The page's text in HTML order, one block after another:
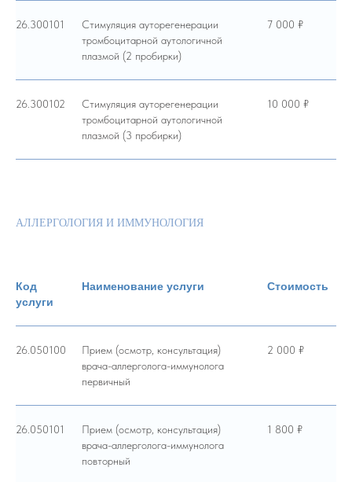
26.300101
Стимуляция ауторегенерации
тромбоцитарной аутологичной
плазмой (2 пробирки)
7 000 ₽
26.300102
Стимуляция ауторегенерации
тромбоцитарной аутологичной
плазмой (3 пробирки)
10 000 ₽
АЛЛЕРГОЛОГИЯ И ИММУНОЛОГИЯ
Код
услуги
Наименование услуги Стоимость
26.050100
Прием (осмотр, консультация)
врача-аллерголога-иммунолога
первичный
2 000 ₽
26.050101
Прием (осмотр, консультация)
врача-аллерголога-иммунолога
повторный
1 800 ₽